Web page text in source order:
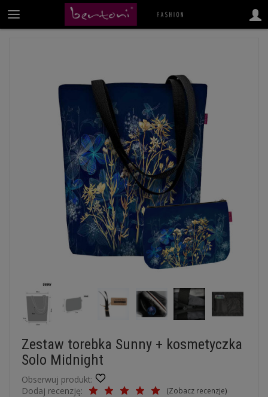
Zestaw torebka Sunny + kosmetyczka
Solo Midnight
Obserwuj produkt:
Dodaj recenzję:
(Zobacz recenzje)